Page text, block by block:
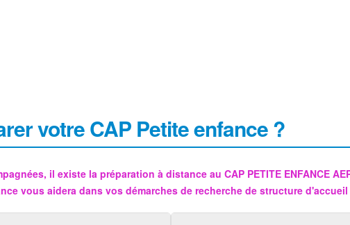
votre CAP Petite enfance ?
il existe la préparation à distance au CAP PETITE ENFANCE
vous aidera dans vos démarches de recherche de structure